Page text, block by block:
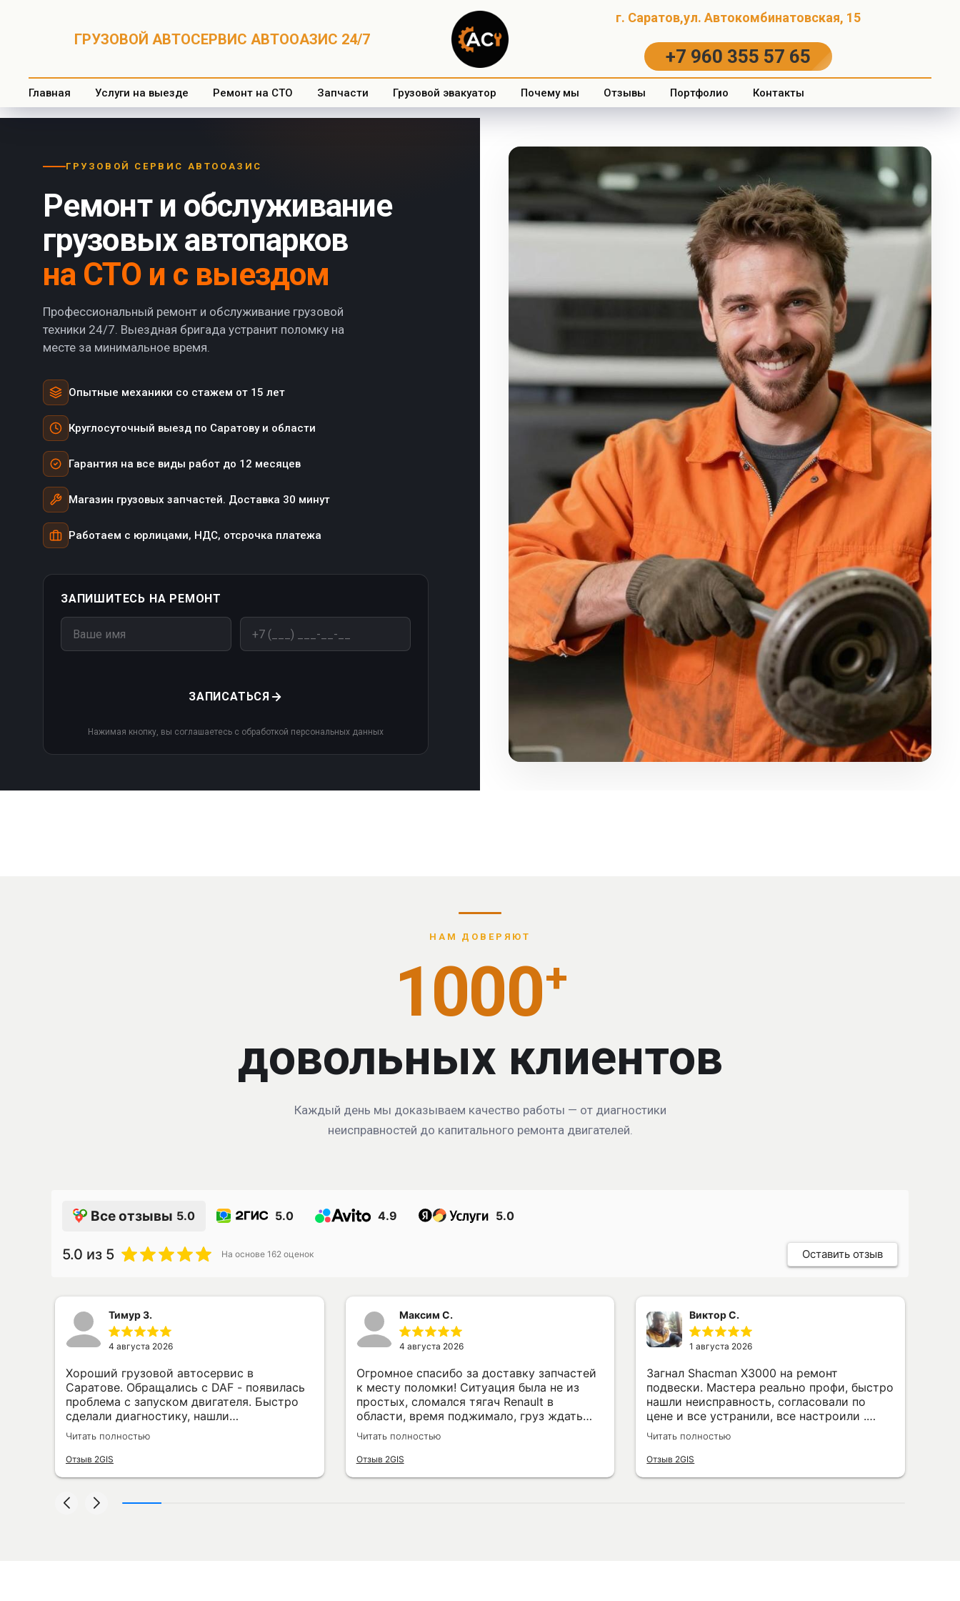
ГРУЗОВОЙ АВТОСЕРВИС АВТООАЗИС 24/7
г. Саратов,ул. Автокомбинатовская, 15
+7 960 355 57 65
Главная Услуги на выезде Ремонт на СТО Запчасти Грузовой эвакуатор Почему мы Отзывы Портфолио Контакты
ГРУЗОВОЙ СЕРВИС АВТООАЗИС
Ремонт и обслуживание
грузовых автопарков
на СТО и с выездом
Профессиональный ремонт и обслуживание грузовой
техники 24/7. Выездная бригада устранит поломку на
месте за минимальное время.
Опытные механики со стажем от 15 лет
Круглосуточный выезд по Саратову и области
Гарантия на все виды работ до 12 месяцев
Магазин грузовых запчастей. Доставка 30 минут
Работаем с юрлицами, НДС, отсрочка платежа
ЗАПИШИТЕСЬ НА РЕМОНТ
ЗАПИСАТЬСЯ
Нажимая кнопку, вы соглашаетесь с обработкой персональных данных
НАМ ДОВЕРЯЮТ
1000+
довольных клиентов
Каждый день мы доказываем качество работы — от диагностики
неисправностей до капитального ремонта двигателей.
Все отзывы 5.0 5.0 4.9 5.0
5.0 из 5 На основе 162 оценок Оставить отзыв
Тимур З.
4 августа 2026
Хороший грузовой автосервис в
Саратове. Обращались с DAF - появилась
проблема с запуском двигателя. Быстро
сделали диагностику, нашли
неисправность, заменили нужную деталь
и проверили машину. Всё сделали без
лишних разговоров и затягивания сроков.
Читать полностью
Отзыв 2GIS
Максим С.
4 августа 2026
Огромное спасибо за доставку запчастей
к месту поломки! Ситуация была не из
простых, сломался тягач Renault в
области, время поджимало, груз ждать
никто не будет. Отреагировали быстро,
запчасти подобрали по VINу, доставили
прямо на обочину, где стоял. Механик
Читать полностью
Отзыв 2GIS
Виктор С.
1 августа 2026
Загнал Shacman X3000 на ремонт
подвески. Мастера реально профи, быстро
нашли неисправность, согласовали по
цене и все устранили, все настроили .
Буду обращаться еще не раз, спасибо за
работу👍
Читать полностью
Отзыв 2GIS